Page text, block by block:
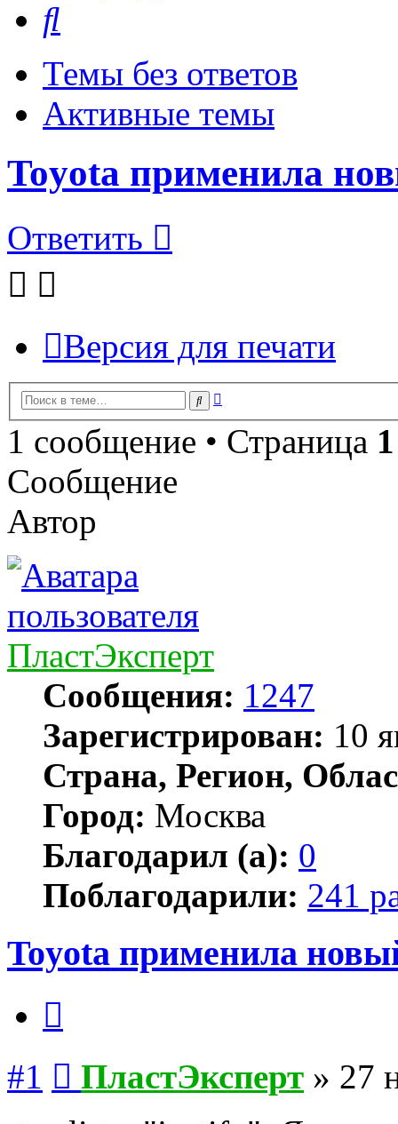
Темы без ответов
Активные темы
Toyota применила
Ответить
Версия для печати
Поиск
1 сообщение • Страница 1
Сообщение
Автор
ПластЭксперт
Сообщения: 1247
Зарегистрирован: 10
Страна, Регион,
Город: Москва
Благодарил (а): 0
Поблагодарили: 241
Toyota применила
#1 ПластЭксперт » 27